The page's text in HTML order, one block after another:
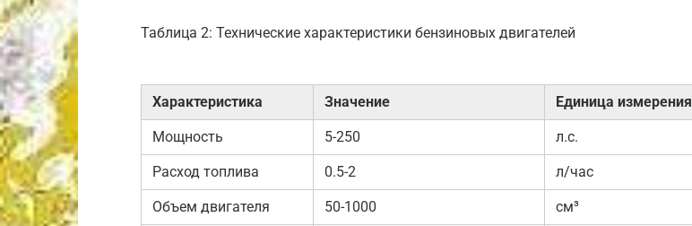
Таблица 2: Технические характеристики бензиновых двигателей
Характеристика Значение Единица измерения
Мощность 5-250 л.с.
Расход топлива 0.5-2 л/час
Объем двигателя 50-1000 см³